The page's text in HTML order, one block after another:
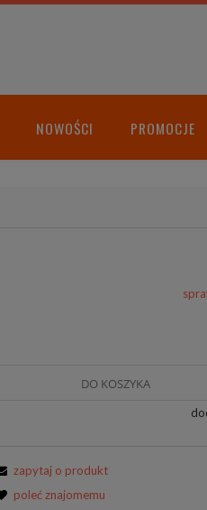
NOWOŚCI PROMOCJE
DO KOSZYKA
zapytaj o produkt
poleć znajomemu